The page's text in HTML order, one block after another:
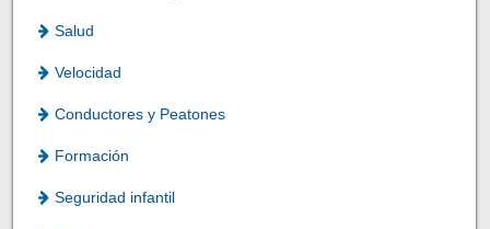
Salud
Velocidad
Conductores y Peatones
Formación
Seguridad infantil